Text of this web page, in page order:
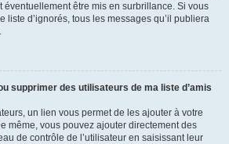
éventuellement être mis en surbrillance. Si vous
liste d’ignorés, tous les messages qu’il publiera
supprimer des utilisateurs de ma liste d’amis
un lien vous permet de les ajouter à votre
même, vous pouvez ajouter directement des
de contrôle de l’utilisateur en saisissant leur